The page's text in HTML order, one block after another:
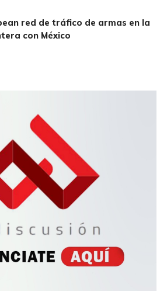
red de tráfico de armas en la
con México